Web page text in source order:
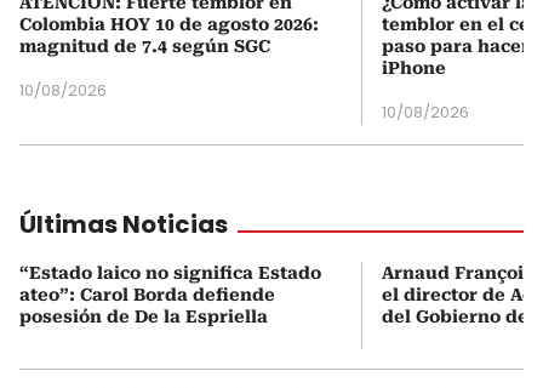
Colombia HOY 10 de agosto 2026:
magnitud de 7.4 según SGC
10/08/2026
temblor en el
paso para
iPhone
10/08/2026
Últimas Noticias
“Estado laico no significa Estado
ateo”: Carol Borda defiende
posesión de De la Espriella
Arnaud François
el director de
del Gobierno de